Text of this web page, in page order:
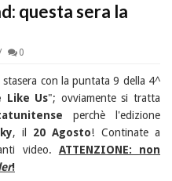
questa sera la
0
stasera con la puntata 9 della 4^
Like Us"; ovviamente si tratta
perchè l'edizione
, il 20 Agosto! Continate a
video. ATTENZIONE: non
!